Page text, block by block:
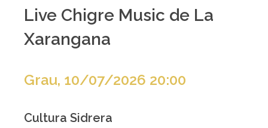
Live Chigre Music de La
Xarangana
Grau, 10/07/2026 20:00
Cultura Sidrera